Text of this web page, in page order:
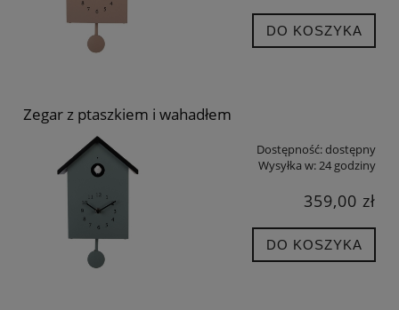
DO KOSZYKA
Zegar z ptaszkiem i wahadłem
Dostępność:dostępny
Wysyłka w:24 godziny
359,00 zł
DO KOSZYKA